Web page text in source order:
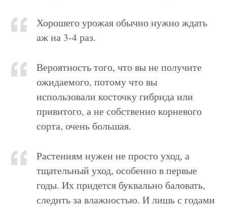
Хорошего урожая обычно нужно ждать
аж на 3-4 раз.
Вероятность того, что вы не получите
ожидаемого, потому что вы
использовали косточку гибрида или
привитого, а не собственно корневого
сорта, очень большая.
Растениям нужен не просто уход, а
тщательный уход, особенно в первые
годы. Их придется буквально баловать,
следить за влажностью. И лишь с годами